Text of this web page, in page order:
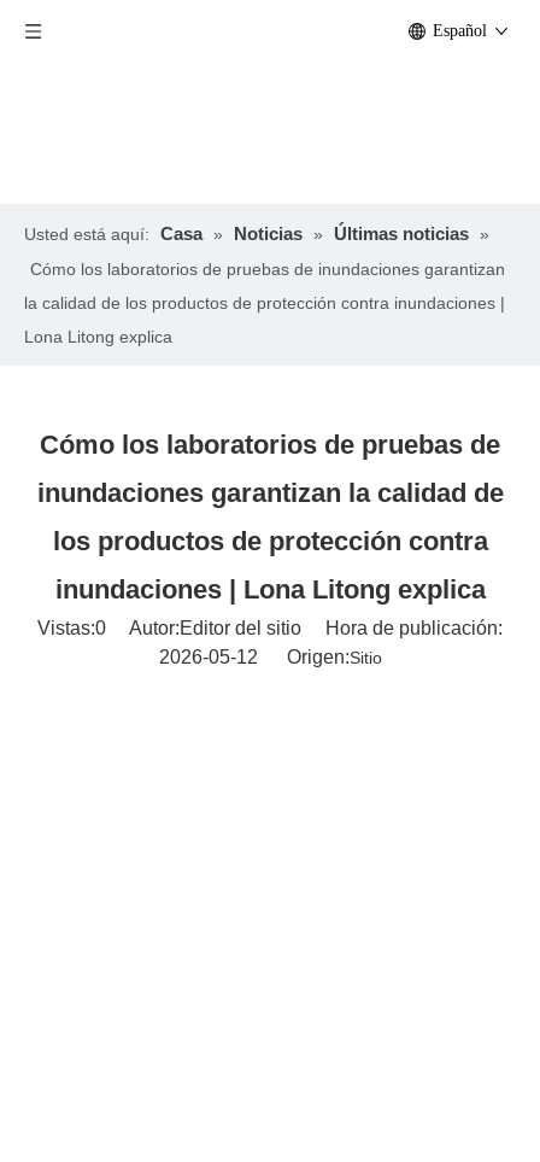
Español
Usted está aquí: Casa » Noticias » Últimas noticias »
Cómo los laboratorios de pruebas de inundaciones garantizan
la calidad de los productos de protección contra inundaciones |
Lona Litong explica
Cómo los laboratorios de pruebas de
inundaciones garantizan la calidad de
los productos de protección contra
inundaciones | Lona Litong explica
Vistas:0 Autor:Editor del sitio Hora de publicación:
2026-05-12 Origen:Sitio